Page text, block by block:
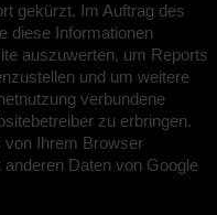
gekürzt. Im Auftrag des
diese Informationen
auszuwerten, um Reports
und um weitere
verbundene
zu erbringen.
von Ihrem Browser
Daten von Google